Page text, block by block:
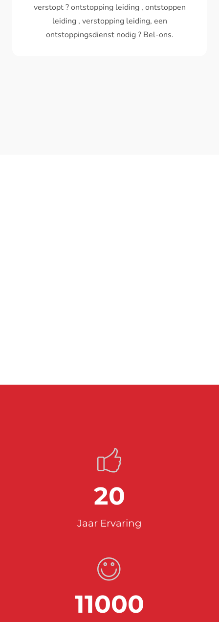
verstopt , een ontstoppingsdienst nodig ?
Bel - ons ? V.A 119€
20
Jaar Ervaring
11000